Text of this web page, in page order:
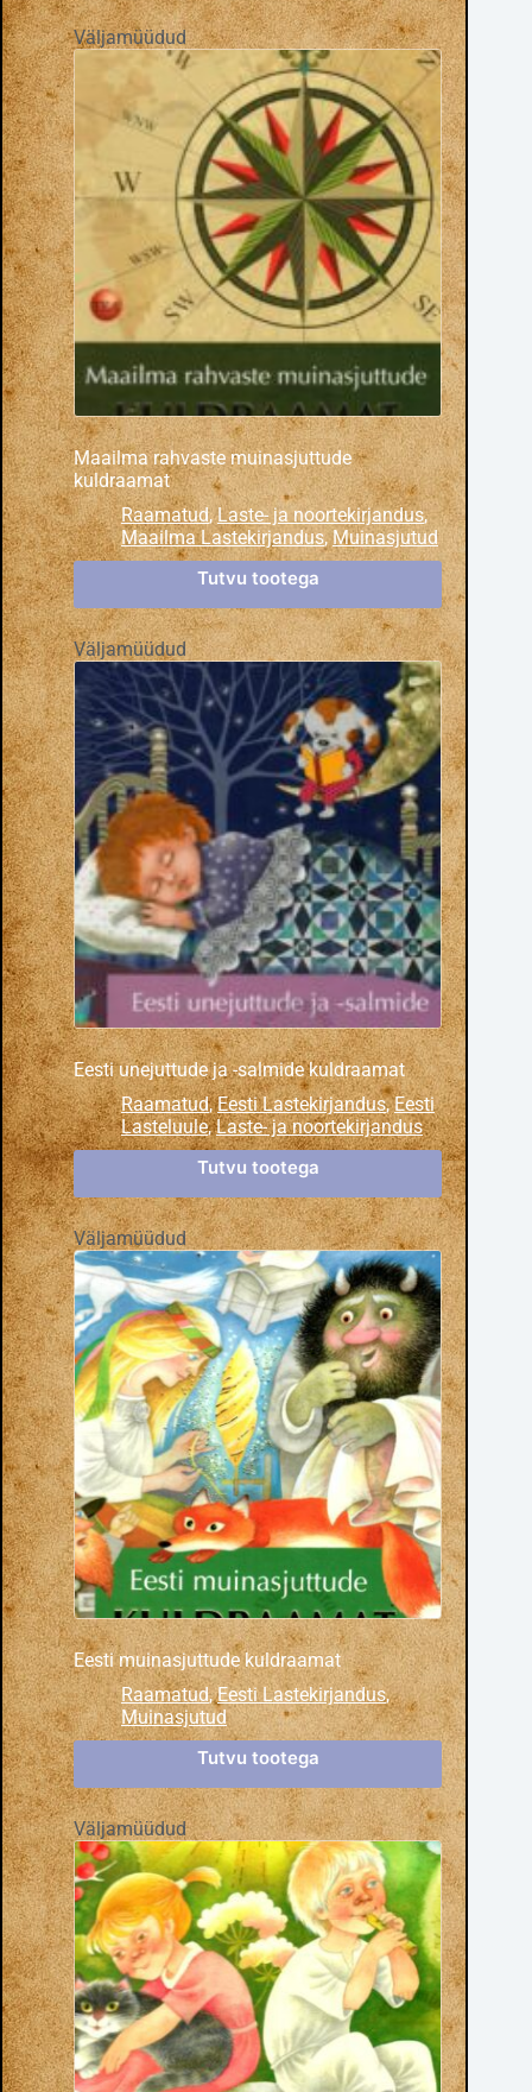
Väljamüüdud
Maailma rahvaste muinasjuttude
kuldraamat
Raamatud,Laste- ja noortekirjandus,
Maailma Lastekirjandus,Muinasjutud
Tutvu tootega
Väljamüüdud
Eesti unejuttude ja -salmide kuldraamat
Raamatud,Eesti Lastekirjandus,Eesti
Lasteluule,Laste- ja noortekirjandus
Tutvu tootega
Väljamüüdud
Eesti muinasjuttude kuldraamat
Raamatud,Eesti Lastekirjandus,
Muinasjutud
Tutvu tootega
Väljamüüdud